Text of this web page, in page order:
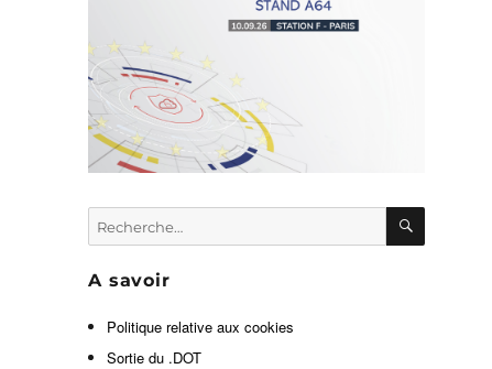
Recherche
pour :
A savoir
Politique relative aux cookies
Sortie du .DOT